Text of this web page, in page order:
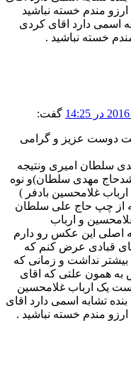
مندم خسته نباشید
اسمی دارد اقای کردی
خسته نباشید .
گفت:
دوست عزیز و گرامی
سلطان امیری ونتیجه
مهدی سلطان)و نوه
غلامحسین بادفر )
از چپ حاج علی سلطان
و ارباب
اصلی این عکس رو دارم
قبادی عرض کنم که
بیشتر نداشت و زمانی که
بود پدرش به همون علتی که اقای
یک ارباب غلامحسین
تشابه اسمی دارد اقای
مندم خسته نباشید .